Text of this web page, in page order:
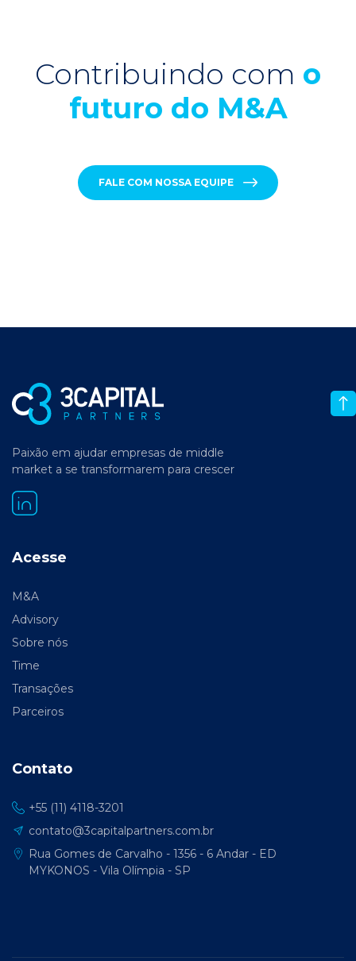
Contribuindo com o
futuro do M&A
FALE COM NOSSA EQUIPE
Paixão em ajudar empresas de middle
market a se transformarem para crescer
Acesse
M&A
Advisory
Sobre nós
Time
Transações
Parceiros
Contato
+55 (11) 4118-3201
contato@3capitalpartners.com.br
Rua Gomes de Carvalho - 1356 - 6 Andar - ED
MYKONOS - Vila Olímpia - SP